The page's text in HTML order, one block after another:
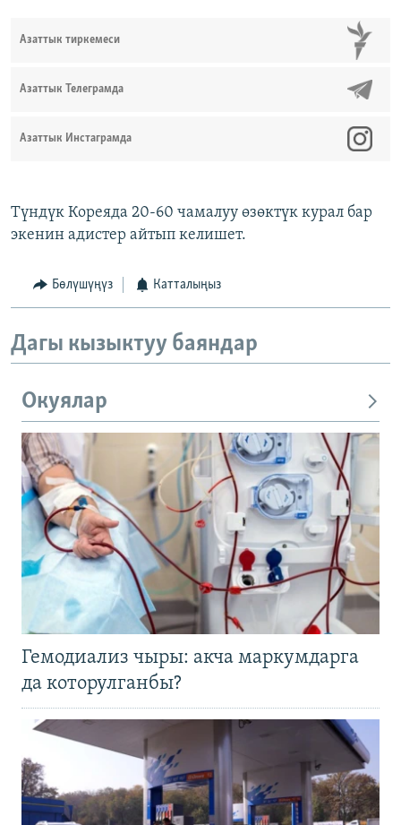
Азаттык тиркемеси
Азаттык Телеграмда
Азаттык Инстаграмда
Түндүк Кореяда 20-60 чамалуу өзөктүк курал бар
экенин адистер айтып келишет.
Бөлүшүңүз Катталыңыз
Дагы кызыктуу баяндар
Окуялар
Гемодиализ чыры: акча маркумдарга
да которулганбы?